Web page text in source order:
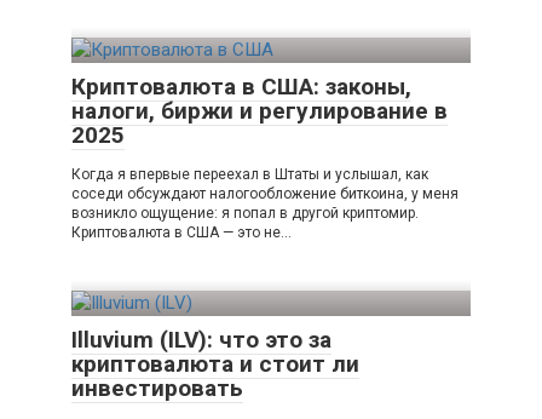
Криптовалюта в США: законы,
налоги, биржи и регулирование в
2025
Когда я впервые переехал в Штаты и услышал, как
соседи обсуждают налогообложение биткоина, у меня
возникло ощущение: я попал в другой криптомир.
Криптовалюта в США — это не…
Illuvium (ILV): что это за
криптовалюта и стоит ли
инвестировать